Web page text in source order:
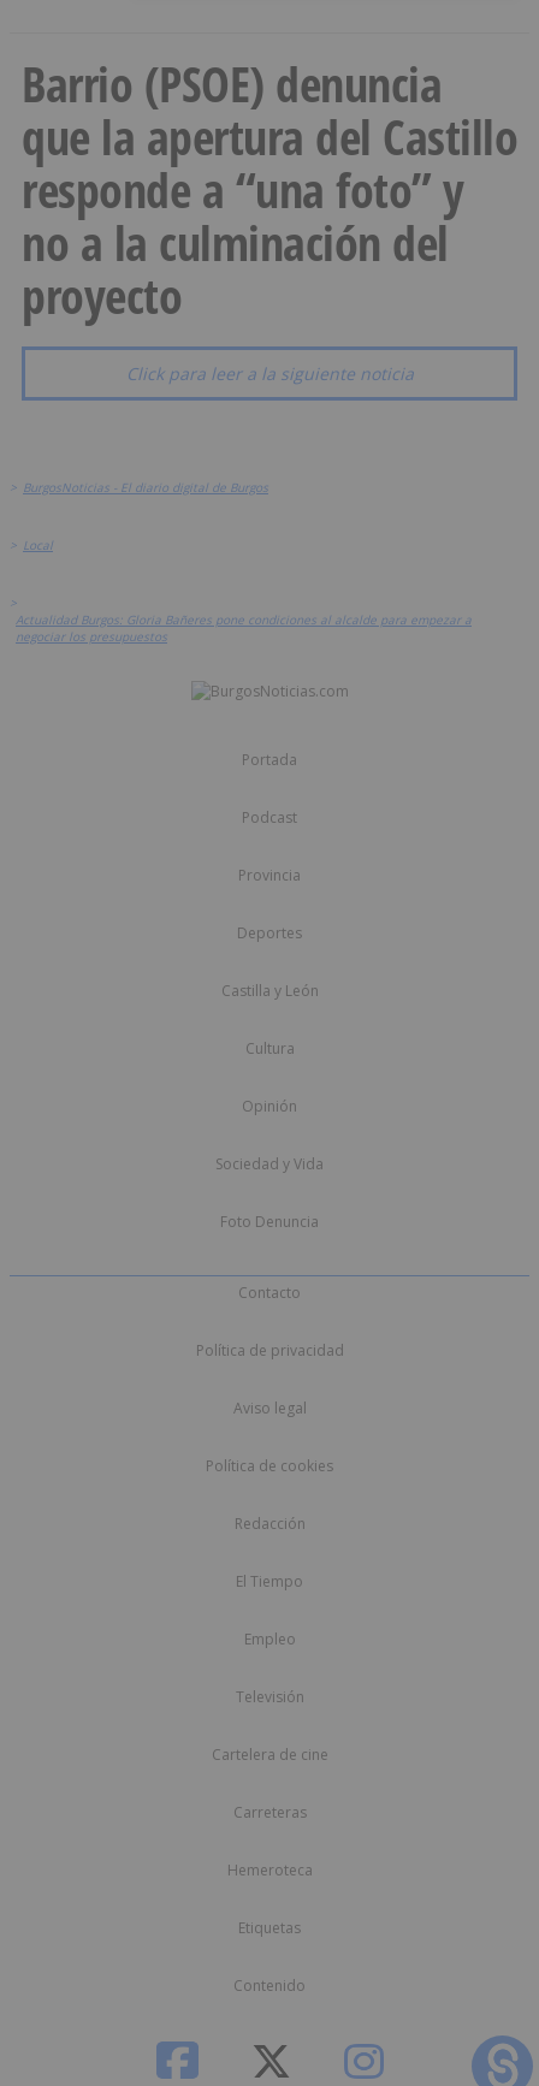
Barrio (PSOE) denuncia
que la apertura del Castillo
responde a “una foto” y
no a la culminación del
proyecto
Click para leer a la siguiente noticia
> BurgosNoticias - El diario digital de Burgos
> Local
>
Actualidad Burgos: Gloria Bañeres pone condiciones al alcalde para empezar a
negociar los presupuestos
Portada
Podcast
Provincia
Deportes
Castilla y León
Cultura
Opinión
Sociedad y Vida
Foto Denuncia
Contacto
Política de privacidad
Aviso legal
Política de cookies
Redacción
El Tiempo
Empleo
Televisión
Cartelera de cine
Carreteras
Hemeroteca
Etiquetas
Contenido